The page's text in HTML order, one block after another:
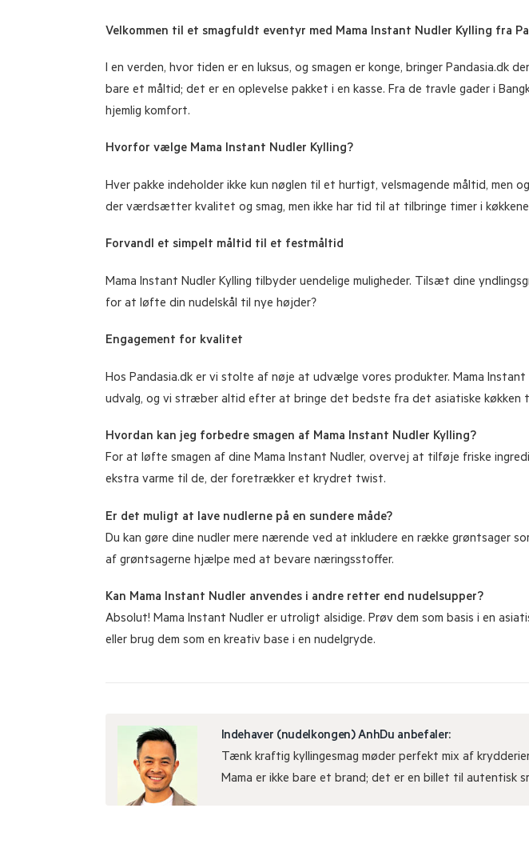
Velkommen til et smagfuldt eventyr med Mama Instant Nudler Kylling fra
I en verden, hvor tiden er en luksus, og smagen er konge, bringer Pandasia.dk
bare et måltid; det er en oplevelse pakket i en kasse. Fra de travle gader i
hjemlig komfort.
Hvorfor vælge Mama Instant Nudler Kylling?
Hver pakke indeholder ikke kun nøglen til et hurtigt, velsmagende måltid,
der værdsætter kvalitet og smag, men ikke har tid til at tilbringe timer i
Forvandl et simpelt måltid til et festmåltid
Mama Instant Nudler Kylling tilbyder uendelige muligheder. Tilsæt dine
for at løfte din nudelskål til nye højder?
Engagement for kvalitet
Hos Pandasia.dk er vi stolte af nøje at udvælge vores produkter. Mama
udvalg, og vi stræber altid efter at bringe det bedste fra det asiatiske køkken
Hvordan kan jeg forbedre smagen af Mama Instant Nudler Kylling?
For at løfte smagen af dine Mama Instant Nudler, overvej at tilføje friske
ekstra varme til de, der foretrækker et krydret twist.
Er det muligt at lave nudlerne på en sundere måde?
Du kan gøre dine nudler mere nærende ved at inkludere en række grøntsager
af grøntsagerne hjælpe med at bevare næringsstoffer.
Kan Mama Instant Nudler anvendes i andre retter end nudelsupper?
Absolut! Mama Instant Nudler er utroligt alsidige. Prøv dem som basis i en
eller brug dem som en kreativ base i en nudelgryde.
Indehaver (nudelkongen) AnhDu anbefaler:
Tænk kraftig kyllingesmag møder perfekt mix af
Mama er ikke bare et brand; det er en billet til autentisk